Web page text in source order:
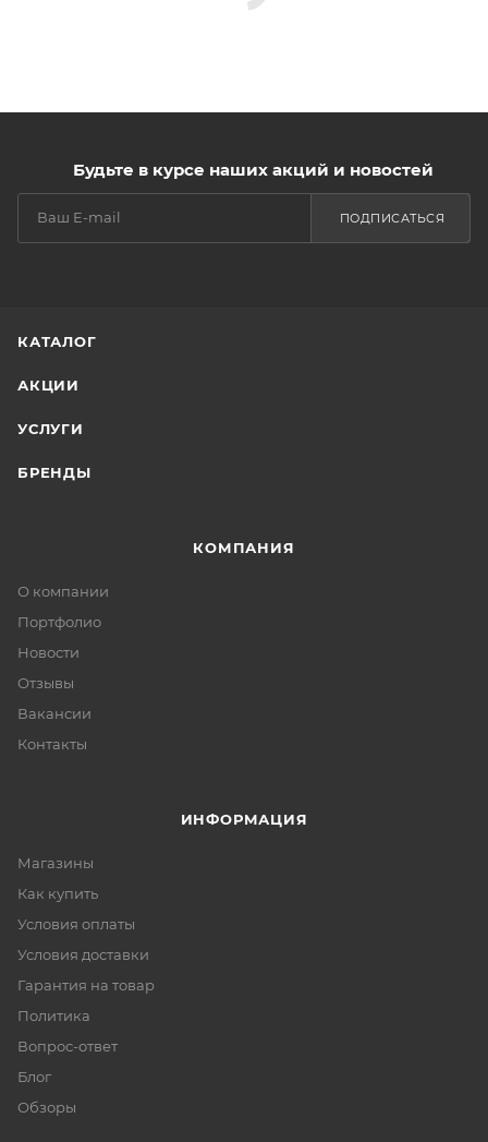
Будьте в курсе наших акций и новостей
ПОДПИСАТЬСЯ
КАТАЛОГ
АКЦИИ
УСЛУГИ
БРЕНДЫ
КОМПАНИЯ
О компании
Портфолио
Новости
Отзывы
Вакансии
Контакты
ИНФОРМАЦИЯ
Магазины
Как купить
Условия оплаты
Условия доставки
Гарантия на товар
Политика
Вопрос-ответ
Блог
Обзоры